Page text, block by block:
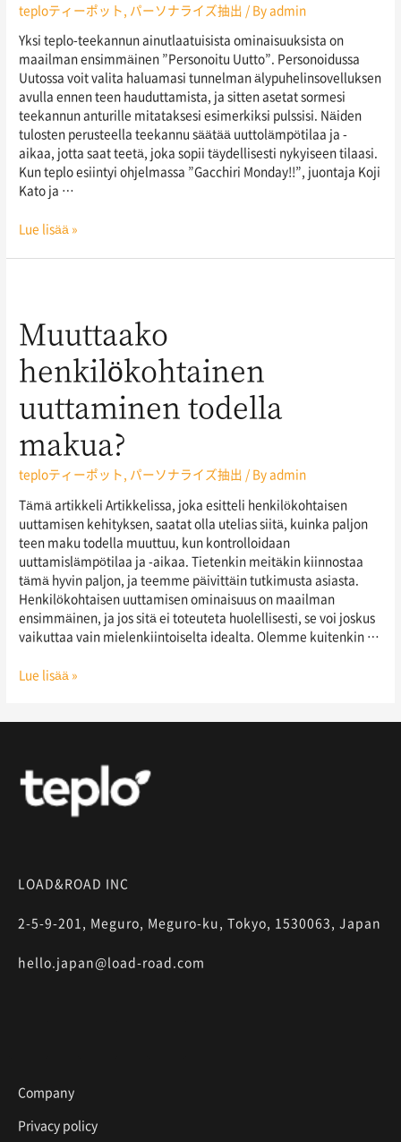
teploティーポット パーソナライズ抽出 / By admin
Yksi teplo-teekannun ainutlaatuisista ominaisuuksista on
maailman ensimmäinen ”Personoitu Uutto”. Personoidussa
Uutossa voit valita haluamasi tunnelman älypuhelinsovelluksen
avulla ennen teen hauduttamista, ja sitten asetat sormesi
teekannun anturille mitataksesi esimerkiksi pulssisi. Näiden
tulosten perusteella teekannu säätää uuttolämpötilaa ja -
aikaa, jotta saat teetä, joka sopii täydellisesti nykyiseen tilaasi.
Kun teplo esiintyi ohjelmassa ”Gacchiri Monday!!”, juontaja Koji
Kato ja …
Lue lisää »
Muuttaako
henkilökohtainen
uuttaminen todella
makua?
teploティーポット パーソナライズ抽出 / Byadmin
Tämä artikkeli Artikkelissa, joka esitteli henkilökohtaisen
uuttamisen kehityksen, saatat olla utelias siitä, kuinka paljon
teen maku todella muuttuu, kun kontrolloidaan
uuttamislämpötilaa ja -aikaa. Tietenkin meitäkin kiinnostaa
tämä hyvin paljon, ja teemme päivittäin tutkimusta asiasta.
Henkilökohtaisen uuttamisen ominaisuus on maailman
ensimmäinen, ja jos sitä ei toteuteta huolellisesti, se voi joskus
vaikuttaa vain mielenkiintoiselta idealta. Olemme kuitenkin …
Lue lisää »
LOAD&ROAD INC
2-5-9-201, Meguro, Meguro-ku, Tokyo, 1530063, Japan
hello.japan@load-road.com
Company
Privacy policy